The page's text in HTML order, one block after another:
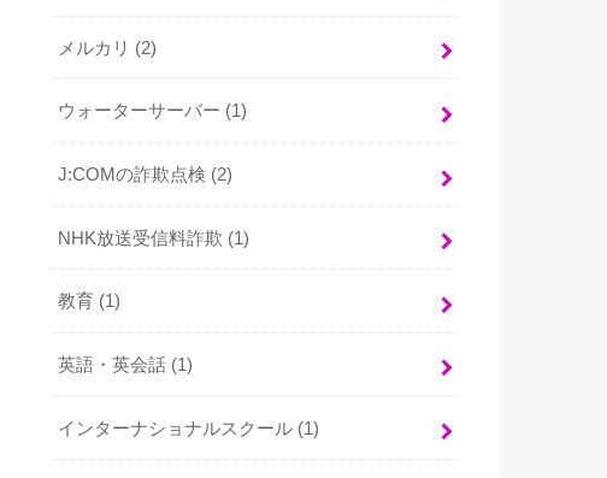
メルカリ (2)
ウォーターサーバー (1)
J:COMの詐欺点検 (2)
NHK放送受信料詐欺 (1)
教育 (1)
英語・英会話 (1)
インターナショナルスクール (1)